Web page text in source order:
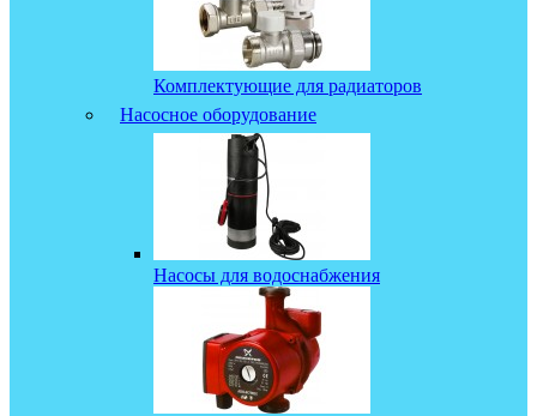
Комплектующие для радиаторов
Насосное оборудование
Насосы для водоснабжения